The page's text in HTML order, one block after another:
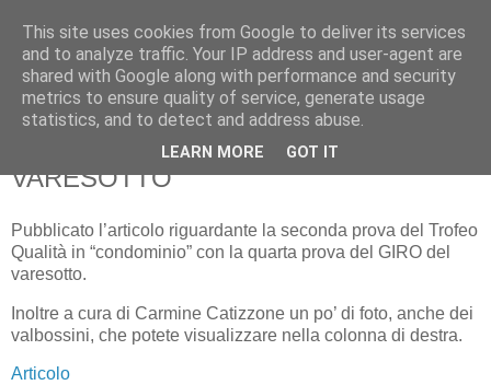
RUNNERS VALBOSSA
mercoledì 9 giugno 2010
TROFEO QUALITA’ E 4^ PROVA GIRO
VARESOTTO
Pubblicato l’articolo riguardante la seconda prova del Trofeo
Qualità in “condominio” con la quarta prova del GIRO del
varesotto.
Inoltre a cura di Carmine Catizzone un po’ di foto, anche dei
valbossini, che potete visualizzare nella colonna di destra.
Articolo
This site uses cookies from Google to deliver its services
and to analyze traffic. Your IP address and user-agent are
shared with Google along with performance and security
metrics to ensure quality of service, generate usage
statistics, and to detect and address abuse.
LEARN MORE GOT IT